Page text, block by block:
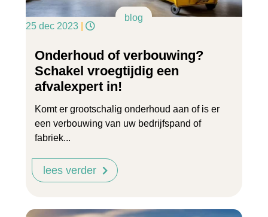
blog
25 dec 2023
Onderhoud of verbouwing?
Schakel vroegtijdig een
afvalexpert in!
Komt er grootschalig onderhoud aan of is er
een verbouwing van uw bedrijfspand of
fabriek...
lees verder